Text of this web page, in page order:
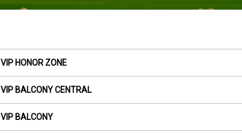
VIP HONOR ZONE
VIP BALCONY CENTRAL
VIP BALCONY